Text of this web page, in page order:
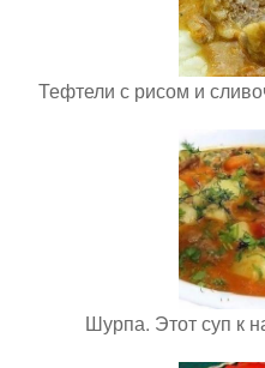
Тефтели с рисом и
Шурпа. Этот суп к